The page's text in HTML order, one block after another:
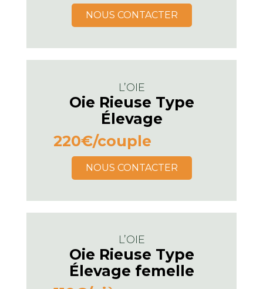
NOUS CONTACTER
L’OIE
Oie Rieuse Type
Élevage
220€/couple
NOUS CONTACTER
L’OIE
Oie Rieuse Type
Élevage femelle